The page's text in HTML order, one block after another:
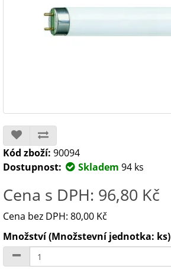
Kód zboží: 90094
Dostupnost:
Skladem 94 ks
Cena s DPH: 96,80 Kč
Cena bez DPH: 80,00 Kč
Množství (Množstevní jednotka: ks)